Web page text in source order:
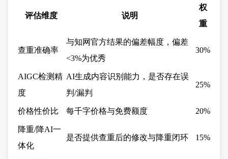
评估维度 说明
权
重
查重准确率
与知网官方结果的偏差幅度，偏差
<3%为优秀
30%
AIGC检测精
度
AI生成内容识别能力，是否存在误
判/漏判
25%
价格性价比 每千字价格与免费额度 20%
降重/降AI一
体化
是否提供查重后的修改与降重闭环 15%